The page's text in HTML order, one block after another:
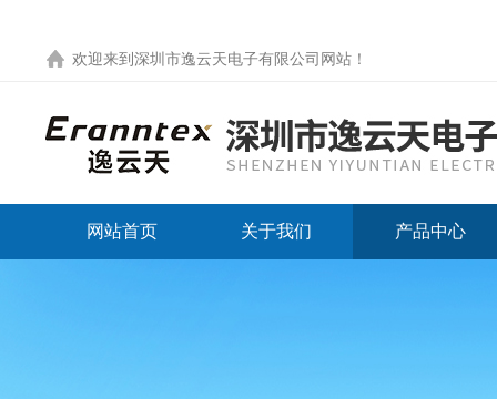
欢迎来到 深圳市逸云天电子有限公司网站 ！
网站首页 关于我们 产品中心